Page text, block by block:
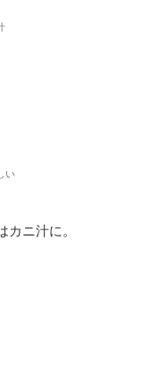
い
カニ汁に。